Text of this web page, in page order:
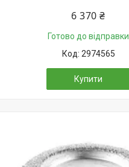
6 370 ₴
Готово до відправки
2974565
Купити